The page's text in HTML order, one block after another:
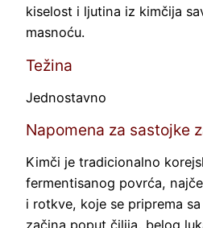
kiselost i ljutina iz kimčija
masnoću.
Težina
Jednostavno
Napomena za sastojke
Kimči je tradicionalno
fermentisanog povrća,
i rotkve, koje se priprema